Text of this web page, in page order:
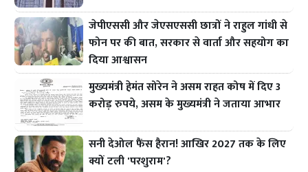
जेपीएससी और जेएसएससी छात्रों ने राहुल गांधी से
फोन पर की बात, सरकार से वार्ता और सहयोग का
दिया आश्वासन
मुख्यमंत्री हेमंत सोरेन ने असम राहत कोष में दिए 3
करोड़ रुपये, असम के मुख्यमंत्री ने जताया आभार
सनी देओल फैंस हैरान! आखिर 2027 तक के लिए
क्यों टली 'परशुराम'?